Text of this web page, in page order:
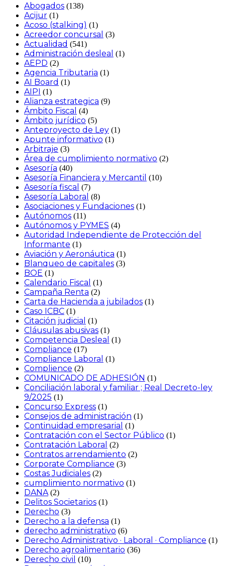
Abogados (138)
Acijur (1)
Acoso (stalking) (1)
Acreedor concursal (3)
Actualidad (541)
Administración desleal (1)
AEPD (2)
Agencia Tributaria (1)
AI Board (1)
AIPI (1)
Alianza estrategica (9)
Ámbito Fiscal (4)
Ámbito jurídico (5)
Anteproyecto de Ley (1)
Apunte informativo (1)
Arbitraje (3)
Área de cumplimiento normativo (2)
Asesoría (40)
Asesoría Financiera y Mercantil (10)
Asesoría fiscal (7)
Asesoría Laboral (8)
Asociaciones y Fundaciones (1)
Autónomos (11)
Autónomos y PYMES (4)
Autoridad Independiente de Protección del
Informante (1)
Aviación y Aeronáutica (1)
Blanqueo de capitales (3)
BOE (1)
Calendario Fiscal (1)
Campaña Renta (2)
Carta de Hacienda a jubilados (1)
Caso ICBC (1)
Citación judicial (1)
Cláusulas abusivas (1)
Competencia Desleal (1)
Compliance (17)
Compliance Laboral (1)
Complience (2)
COMUNICADO DE ADHESIÓN (1)
Conciliación laboral y familiar ; Real Decreto-ley
9/2025 (1)
Concurso Express (1)
Consejos de administración (1)
Continuidad empresarial (1)
Contratación con el Sector Público (1)
Contratación Laboral (2)
Contratos arrendamiento (2)
Corporate Compliance (3)
Costas Judiciales (2)
cumplimiento normativo (1)
DANA (2)
Delitos Societarios (1)
Derecho (3)
Derecho a la defensa (1)
derecho administrativo (6)
Derecho Administrativo · Laboral · Compliance (1)
Derecho agroalimentario (36)
Derecho civil (10)